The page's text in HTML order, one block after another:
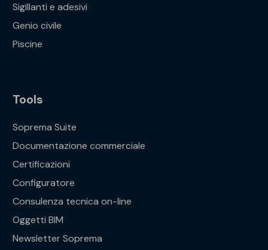
Sigillanti e adesivi
Genio civile
Piscine
Tools
Soprema Suite
Documentazione commerciale
Certificazioni
Configuratore
Consulenza tecnica on-line
Oggetti BIM
Newsletter Soprema